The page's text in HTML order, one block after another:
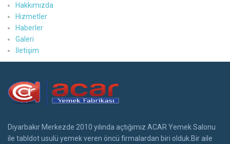
Hakkımızda
Hizmetler
Haberler
Galeri
İletişim
Diyarbakır Merkezde 2010 yılında açtığımız ACAR Yemek Salonu
ile tabldot usulü yemek veren öncü firmalardan biri olduk.Bir aile